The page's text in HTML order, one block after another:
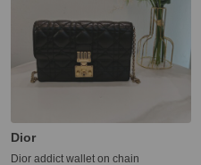
Dior
Dior addict wallet on chain